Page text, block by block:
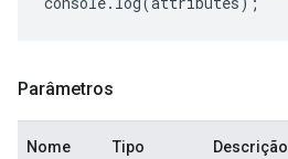
Parâmetros
Nome Tipo Descrição